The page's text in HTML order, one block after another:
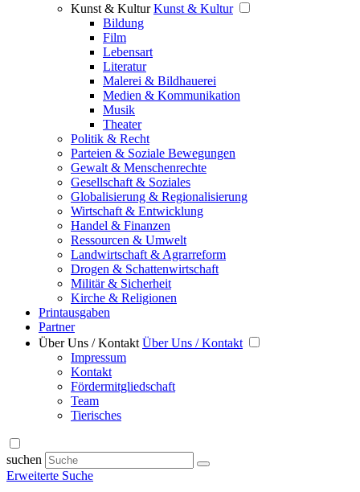
Kunst & Kultur Kunst & Kultur
Bildung
Film
Lebensart
Literatur
Malerei & Bildhauerei
Medien & Kommunikation
Musik
Theater
Politik & Recht
Parteien & Soziale Bewegungen
Gewalt & Menschenrechte
Gesellschaft & Soziales
Globalisierung & Regionalisierung
Wirtschaft & Entwicklung
Handel & Finanzen
Ressourcen & Umwelt
Landwirtschaft & Agrarreform
Drogen & Schattenwirtschaft
Militär & Sicherheit
Kirche & Religionen
Printausgaben
Partner
Über Uns / Kontakt Über Uns / Kontakt
Impressum
Kontakt
Fördermitgliedschaft
Team
Tierisches
suchen
Erweiterte Suche